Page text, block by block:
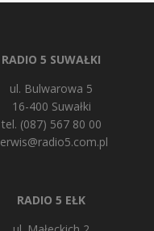
RADIO 5 SUWAŁKI
ul. Bulwarowa 5
16-400 Suwałki
tel. (087) 567 80 00
RADIO 5 EŁK